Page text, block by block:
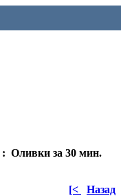
: Оливки за 30 мин.
[< Назад